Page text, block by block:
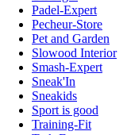
Padel-Expert
Pecheur-Store
Pet and Garden
Slowood Interior
Smash-Expert
Sneak'In
Sneakids
Sport is good
Training-Fit